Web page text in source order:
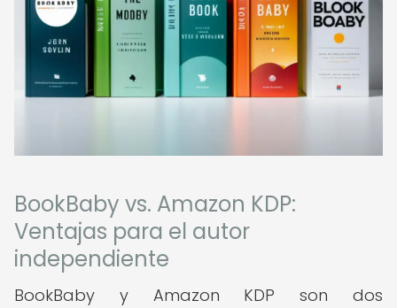
BookBaby vs. Amazon KDP:
Ventajas para el autor
independiente
BookBaby y Amazon KDP son dos